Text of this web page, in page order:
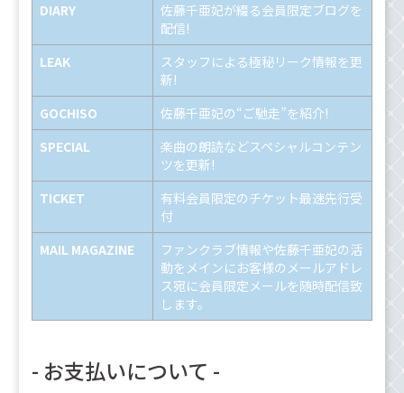
DIARY
佐藤千亜妃が綴る会員限定ブログを
配信!
LEAK
スタッフによる極秘リーク情報を更
新!
GOCHISO
佐藤千亜妃の“ご馳走”を紹介!
SPECIAL
楽曲の朗読などスペシャルコンテン
ツを更新!
TICKET
有料会員限定のチケット最速先行受
付
MAIL MAGAZINE
ファンクラブ情報や佐藤千亜妃の活
動をメインにお客様のメールアドレ
ス宛に会員限定メールを随時配信致
します。
- お支払いについて -